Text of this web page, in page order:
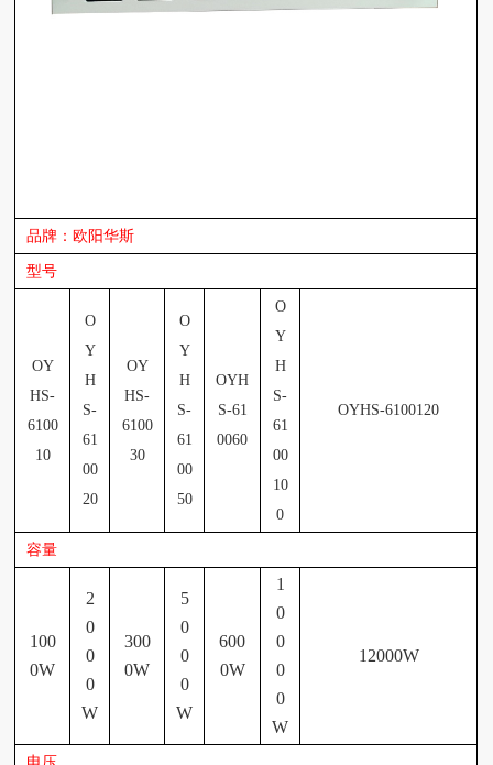
品牌：欧阳华斯
型号
OY
HS-
6100
10
O
Y
H
S-
61
00
20
OY
HS-
6100
30
O
Y
H
S-
61
00
50
OYH
S-61
0060
O
Y
H
S-
61
00
10
0
OYHS-6100120
容量
100
0W
2
0
0
0
W
300
0W
5
0
0
0
W
600
0W
1
0
0
0
0
W
12000W